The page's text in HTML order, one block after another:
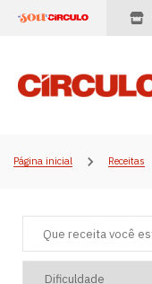
Página inicial Receitas